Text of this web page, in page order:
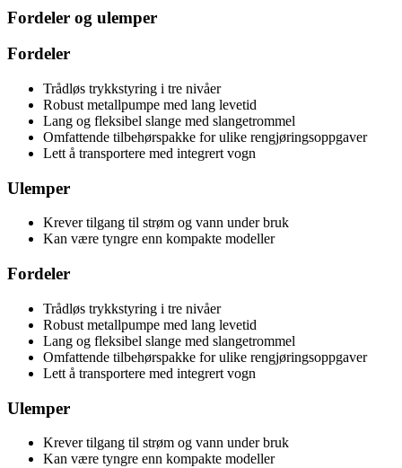
Fordeler og ulemper
Fordeler
Trådløs trykkstyring i tre nivåer
Robust metallpumpe med lang levetid
Lang og fleksibel slange med slangetrommel
Omfattende tilbehørspakke for ulike rengjøringsoppgaver
Lett å transportere med integrert vogn
Ulemper
Krever tilgang til strøm og vann under bruk
Kan være tyngre enn kompakte modeller
Fordeler
Trådløs trykkstyring i tre nivåer
Robust metallpumpe med lang levetid
Lang og fleksibel slange med slangetrommel
Omfattende tilbehørspakke for ulike rengjøringsoppgaver
Lett å transportere med integrert vogn
Ulemper
Krever tilgang til strøm og vann under bruk
Kan være tyngre enn kompakte modeller